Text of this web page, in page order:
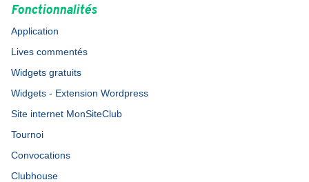
Fonctionnalités
Application
Lives commentés
Widgets gratuits
Widgets - Extension Wordpress
Site internet MonSiteClub
Tournoi
Convocations
Clubhouse